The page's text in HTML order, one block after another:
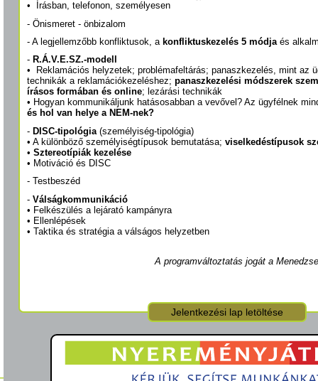
• Írásban, telefonon, személyesen
- Önismeret - önbizalom
- A legjellemzőbb konfliktusok, a konfliktuskezelés 5 módja és
- R.Á.V.E.SZ.-modell
• Reklamációs helyzetek; problémafeltárás; panaszkezelés, mint az
technikák a reklamációkezeléshez; panaszkezelési módszerek
írásos formában és online; lezárási technikák
• Hogyan kommunikáljunk hatásosabban a vevővel? Az ügyfélnek
és hol van helye a NEM-nek?
- DISC-tipológia (személyiség-tipológia)
• A különböző személyiségtípusok bemutatása; viselkedéstípusok
• Sztereotípiák kezelése
• Motiváció és DISC
- Testbeszéd
- Válságkommunikáció
• Felkészülés a lejárató kampányra
• Ellenlépések
• Taktika és stratégia a válságos helyzetben
A programváltoztatás jogát a
Jelentkezési lap letöltése